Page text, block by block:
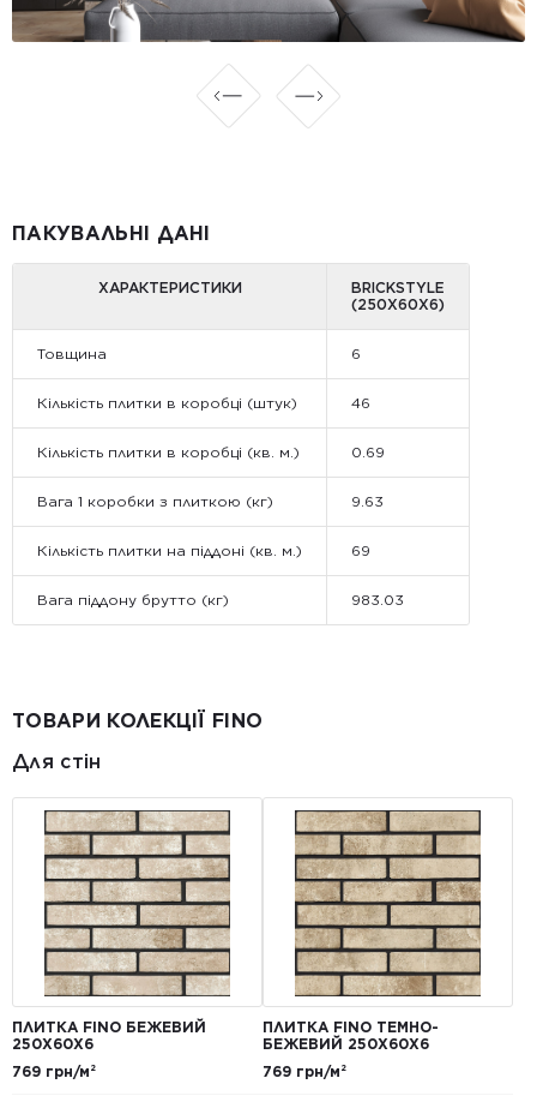
ПАКУВАЛЬНІ ДАНІ
ХАРАКТЕРИСТИКИ
BRICKSTYLE
(250Х60Х6)
Товщина 6
Кількість плитки в коробці (штук) 46
Кількість плитки в коробці (кв. м.) 0.69
Вага 1 коробки з плиткою (кг) 9.63
Кількість плитки на піддоні (кв. м.) 69
Вага піддону брутто (кг) 983.03
ТОВАРИ КОЛЕКЦІЇ FINO
Для стін
ПЛИТКА FINO БЕЖЕВИЙ
250Х60Х6
769 грн/м²
ПЛИТКА FINO ТЕМНО-
БЕЖЕВИЙ 250Х60Х6
769 грн/м²